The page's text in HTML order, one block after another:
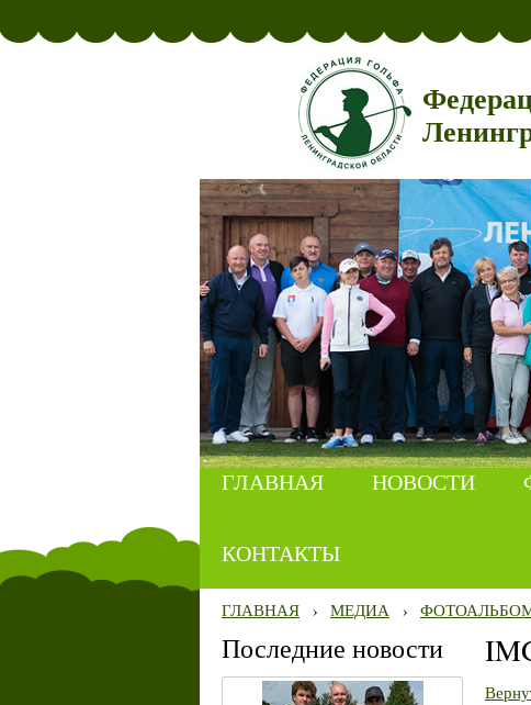
ГЛАВНАЯ НОВОСТИ
КОНТАКТЫ
ГЛАВНАЯ › МЕДИА ›
Последние новости